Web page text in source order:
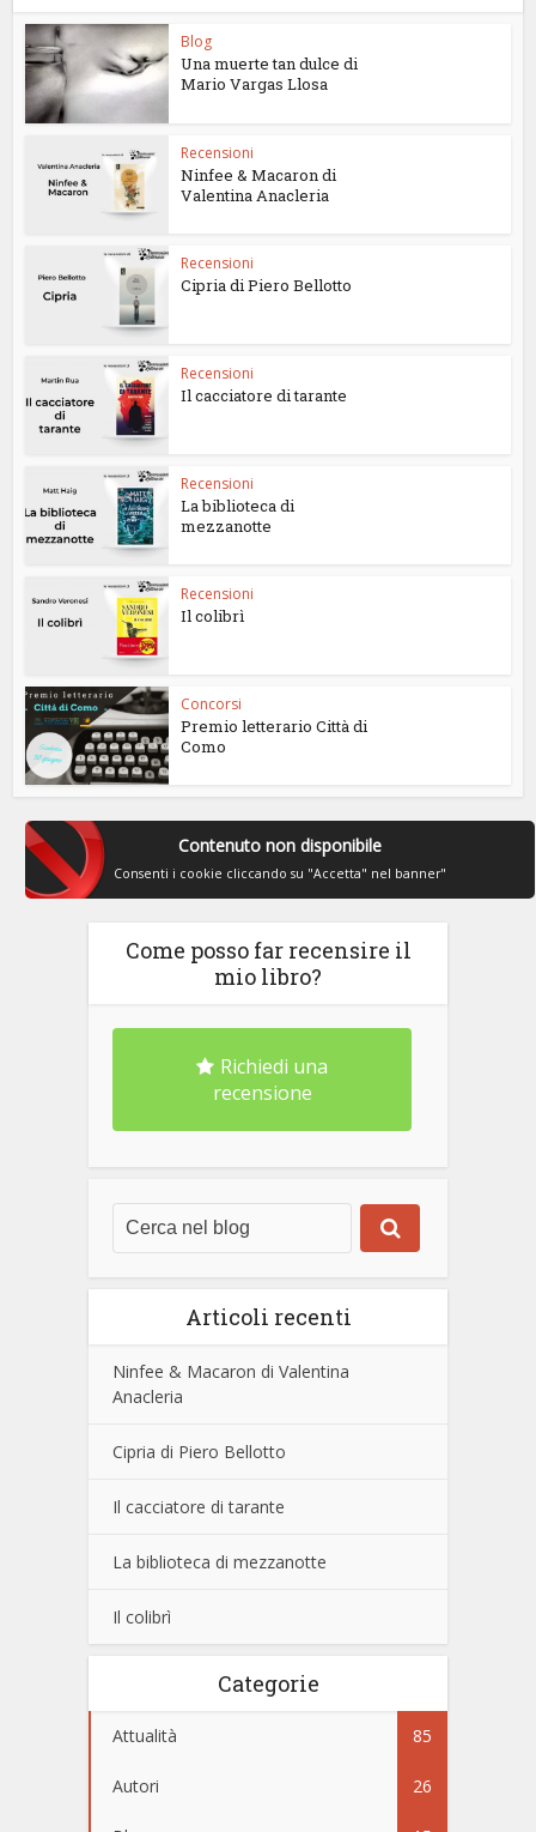
Blog
Una muerte tan dulce di
Mario Vargas Llosa
Recensioni
Ninfee & Macaron di
Valentina Anacleria
Recensioni
Cipria di Piero Bellotto
Recensioni
Il cacciatore di tarante
Recensioni
La biblioteca di
mezzanotte
Recensioni
Il colibrì
Concorsi
Premio letterario Città di
Como
Contenuto non disponibile
Consenti i cookie cliccando su "Accetta" nel banner"
Come posso far recensire il
mio libro?
Richiedi una
recensione
Articoli recenti
Ninfee & Macaron di Valentina
Anacleria
Cipria di Piero Bellotto
Il cacciatore di tarante
La biblioteca di mezzanotte
Il colibrì
Categorie
Attualità 85
Autori 26